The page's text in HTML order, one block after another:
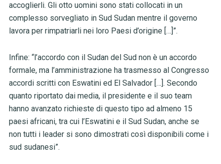
accoglierli. Gli otto uomini sono stati collocati in un
complesso sorvegliato in Sud Sudan mentre il governo
lavora per rimpatriarli nei loro Paesi d’origine […]”.
Infine: “l’accordo con il Sudan del Sud non è un accordo
formale, ma l’amministrazione ha trasmesso al Congresso
accordi scritti con Eswatini ed El Salvador […]. Secondo
quanto riportato dai media, il presidente e il suo team
hanno avanzato richieste di questo tipo ad almeno 15
paesi africani, tra cui l’Eswatini e il Sud Sudan, anche se
non tutti i leader si sono dimostrati così disponibili come i
sud sudanesi”.